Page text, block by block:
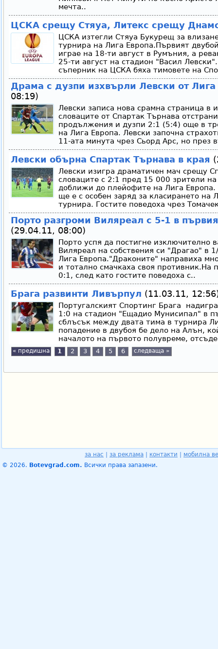
мечта..
ЦСКА срещу Стяуа, Литекс срещу
ЦСКА изтегли Стяуа Букурещ за
турнира на Лига Европа.Първият
играе на 18-ти август в Румъния, а
25-ти август на стадион "Васил
съперник на ЦСКА бяха тимовете на
Драма с дузпи изхвърли Левски от Лига
08:19)
Левски записа нова срамна страница в
словаците от Спартак Търнава
продължения и дузпи 2:1 (5:4) още в
на Лига Европа. Левски започна
11-ата минута чрез Сьорд Арс, но през
Левски обърна Спартак Търнава в края
Левски изигра драматичен мач срещу
словаците с 2:1 пред 15 000 зрители
доближи до плейофите на Лига
ще е с особен заряд за класирането на
турнира. Гостите поведоха чрез
Порто разгроми Виляреал с 5-1 в
(29.04.11, 08:00)
Порто успя да постигне изключително
Виляреал на собствения си "Драгао" в
Лига Европа."Драконите" направиха
и тотално смачкаха своя противник.На
0:1, след като гостите поведоха с..
Брага развинти Ливърпул (11.03.11,
Португалският Спортинг Брага
1:0 на стадион "Ещадио Мунисипал" в
сблъсък между двата тима в турнира
попадение в двубоя бе дело на Алън,
началото на първото полувреме,
« предишна 1 2 3 4 5 6 следваща »
за нас за реклама контакти
мобилна
© 2026. Botevgrad.com. Всички права запазени.